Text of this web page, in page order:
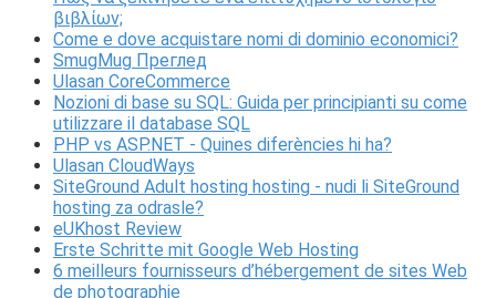
βιβλίων;
Come e dove acquistare nomi di dominio economici?
SmugMug Преглед
Ulasan CoreCommerce
Nozioni di base su SQL: Guida per principianti su come
utilizzare il database SQL
PHP vs ASP.NET - Quines diferències hi ha?
Ulasan CloudWays
SiteGround Adult hosting hosting - nudi li SiteGround
hosting za odrasle?
eUKhost Review
Erste Schritte mit Google Web Hosting
6 meilleurs fournisseurs d’hébergement de sites Web
de photographie